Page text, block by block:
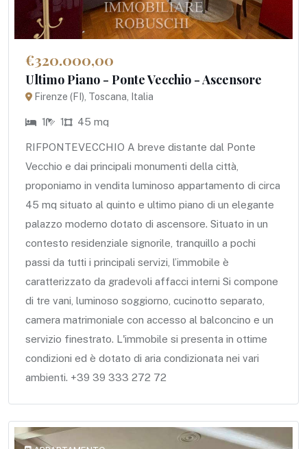
€320.000,00
Ultimo Piano - Ponte Vecchio - Ascensore
Firenze (FI), Toscana, Italia
1 1 45 mq
RIFPONTEVECCHIO A breve distante dal Ponte
Vecchio e dai principali monumenti della città,
proponiamo in vendita luminoso appartamento di circa
45 mq situato al quinto e ultimo piano di un elegante
palazzo moderno dotato di ascensore. Situato in un
contesto residenziale signorile, tranquillo a pochi
passi da tutti i principali servizi, l’immobile è
caratterizzato da gradevoli affacci interni Si compone
di tre vani, luminoso soggiorno, cucinotto separato,
camera matrimoniale con accesso al balconcino e un
servizio finestrato. L'immobile si presenta in ottime
condizioni ed è dotato di aria condizionata nei vari
ambienti. +39 39 333 272 72